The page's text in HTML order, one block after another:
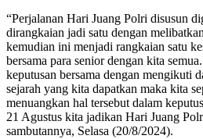
“Perjalanan Hari Juang Polri disusun
dirangkaian jadi satu dengan
kemudian ini menjadi rangkaian satu
bersama para senior dengan kita
keputusan bersama dengan mengikuti
sejarah yang kita dapatkan maka kita
menuangkan hal tersebut dalam
21 Agustus kita jadikan Hari Juang
sambutannya, Selasa (20/8/2024).